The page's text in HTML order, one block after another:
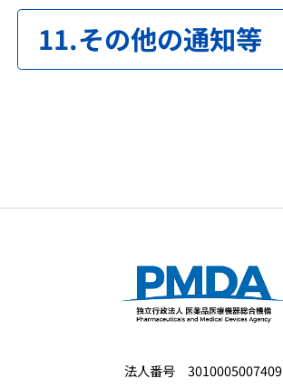
その他の通知等
法人番号 3010005007409